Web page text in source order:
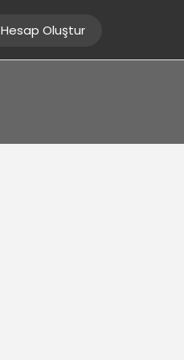
Hesap Oluştur